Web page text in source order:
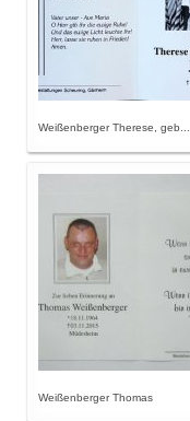
Weißenberger Therese, geb...
Weißenberger Thomas